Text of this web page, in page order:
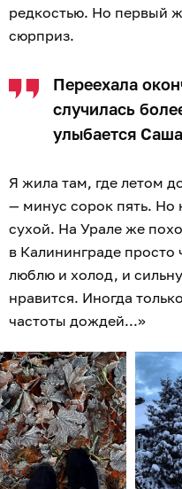
редкостью. Но первый
сюрприз.
Переехала
случилась
улыбается
Я жила там, где летом
— минус сорок пять. Но
сухой. На Урале же
в Калининграде просто
люблю и холод, и
нравится. Иногда
частоты дождей...»